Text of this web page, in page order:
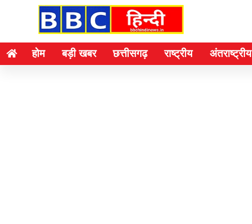
होम बड़ी खबर छत्तीसगढ़ राष्ट्रीय अंतराष्ट्रीय